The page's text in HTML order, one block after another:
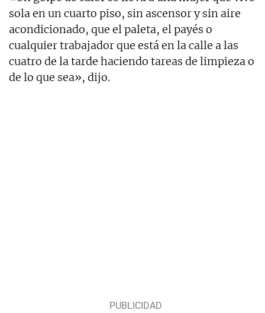
sola en un cuarto piso, sin ascensor y sin aire
acondicionado, que el paleta, el payés o
cualquier trabajador que está en la calle a las
cuatro de la tarde haciendo tareas de limpieza o
de lo que sea», dijo.